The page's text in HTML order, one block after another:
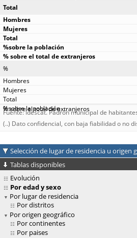
Total
%
Fuente: Idescat. Padrón municipal de
(..) Dato confidencial, con baja fiabilidad o no
Selección de lugar de residencia u origen
Tablas disponibles
Evolución
Por edad y sexo
Por lugar de residencia
Por distritos
Por origen geográfico
Por continentes
Por paises